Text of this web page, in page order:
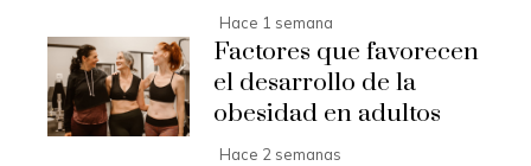
Hace 1 semana
Factores que favorecen
el desarrollo de la
obesidad en adultos
Hace 2 semanas